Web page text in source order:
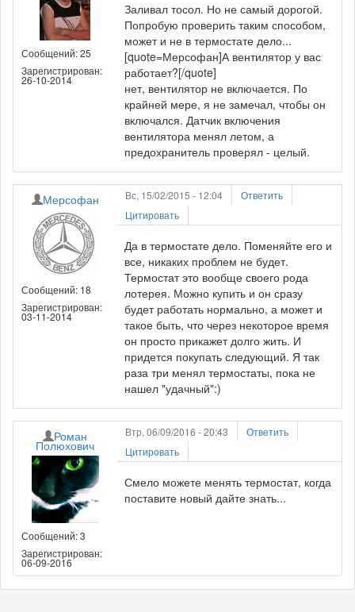
Сообщений: 25
Зарегистрирован:
26-10-2014
Заливал тосол. Но не самый дорогой.
Попробую проверить таким способом,
может и не в термостате дело...
[quote=Мерсофан]А вентилятор у вас
работает?[/quote]
нет, вентилятор не включается. По
крайней мере, я не замечал, чтобы он
включался. Датчик включения
вентилятора менял летом, а
предохранитель проверял - целый.
Мерсофан
Сообщений: 18
Зарегистрирован:
03-11-2014
Вс, 15/02/2015 - 12:04
Ответить
Цитировать
Да в термостате дело. Поменяйте его и
все, никаких проблем не будет.
Термостат это вообще своего рода
лотерея. Можно купить и он сразу
будет работать нормально, а может и
такое быть, что через некоторое время
он просто прикажет долго жить. И
придется покупать следующий. Я так
раза три менял термостаты, пока не
нашел "удачный":)
Роман
Полюхович
Сообщений: 3
Зарегистрирован:
06-09-2016
Втр, 06/09/2016 - 20:43
Ответить
Цитировать
Смело можете менять термостат, когда
поставите новый дайте знать...